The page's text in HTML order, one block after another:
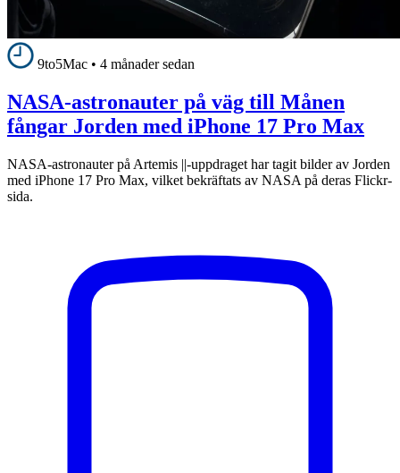
9to5Mac • 4 månader sedan
NASA-astronauter på väg till Månen
fångar Jorden med iPhone 17 Pro Max
NASA-astronauter på Artemis ||-uppdraget har tagit bilder av Jorden
med iPhone 17 Pro Max, vilket bekräftats av NASA på deras Flickr-
sida.